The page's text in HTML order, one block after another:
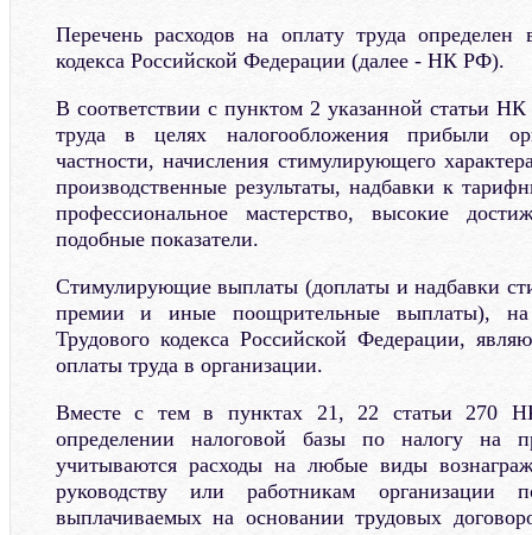
Перечень расходов на оплату труда определен
кодекса Российской Федерации (далее - НК РФ).
В соответствии с пунктом 2 указанной статьи
труда в целях налогообложения прибыли
частности, начисления стимулирующего
производственные результаты, надбавки к
профессиональное мастерство, высокие
подобные показатели.
Стимулирующие выплаты (доплаты и надбавки
премии и иные поощрительные выплаты), на
Трудового кодекса Российской Федерации,
оплаты труда в организации.
Вместе с тем в пунктах 21, 22 статьи 270
определении налоговой базы по налогу на
учитываются расходы на любые виды
руководству или работникам организации
выплачиваемых на основании трудовых